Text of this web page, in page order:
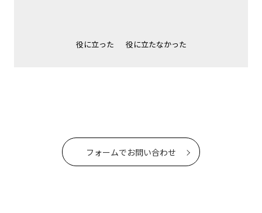
役に立った 役に立たなかった
フォームでお問い合わせ